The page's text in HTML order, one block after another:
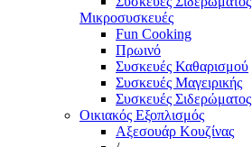
Μικροσυσκευές
Fun Cooking
Πρωινό
Συσκευές Καθαρισμού
Συσκευές Μαγειρικής
Συσκευές Σιδερώματος
Οικιακός Εξοπλισμός
Αξεσουάρ Κουζίνας